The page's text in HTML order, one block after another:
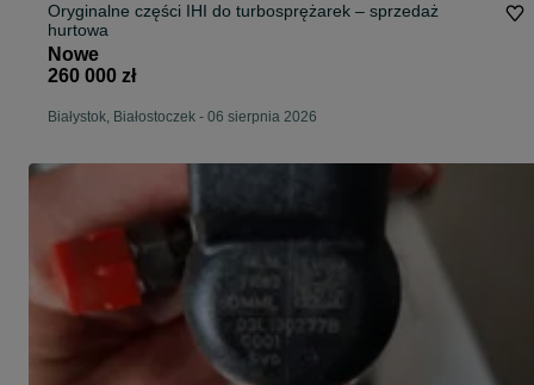
Oryginalne części IHI do turbosprężarek – sprzedaż
hurtowa
Nowe
260 000 zł
Białystok, Białostoczek - 06 sierpnia 2026